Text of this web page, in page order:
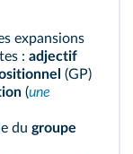
expansions
: adjectif
(GP)
(une
du groupe